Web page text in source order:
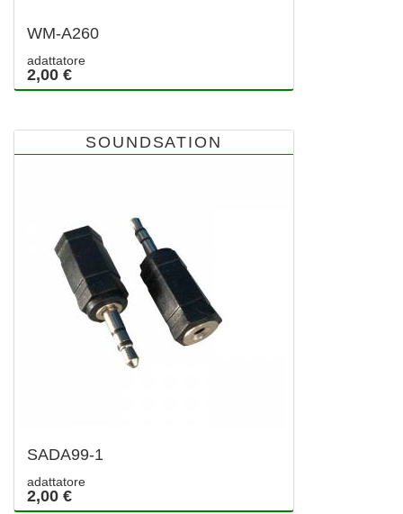
WM-A260
adattatore
2,00 €
SOUNDSATION
SADA99-1
adattatore
2,00 €